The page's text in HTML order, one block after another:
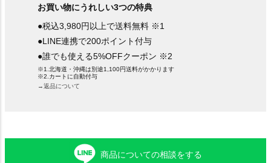
お買い物にうれしい3つの特典
●税込3,980円以上で送料無料 ※1
●LINE連携で200ポイント付与
●誰でも使える5%OFFクーポン ※2
※1.北海道・沖縄は別途1,100円送料がかかります
※2.カートに自動付与
→返品について
商品についての相談をする